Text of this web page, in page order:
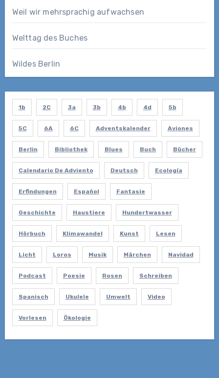
Weil wir mehrsprachig aufwachsen
Welttag des Buches
Wildes Berlin
1b 2C 3a 3b 4b 4d 5b
5C 6A 6C Adventskalender Aviones
Berlin Bibliothek Blues Buch Bücher
Calendario De Adviento Deutsch Ecología
Erfindungen Español Fantasie
Geschichte Haustiere Hundertwasser
Hörbuch Klimawandel Kunst Lesen
Licht Loros Musik Märchen Navidad
Podcast Poesie Rosen Schreiben
Spanisch Ukulele Umwelt Video
Vorlesen Ökologie